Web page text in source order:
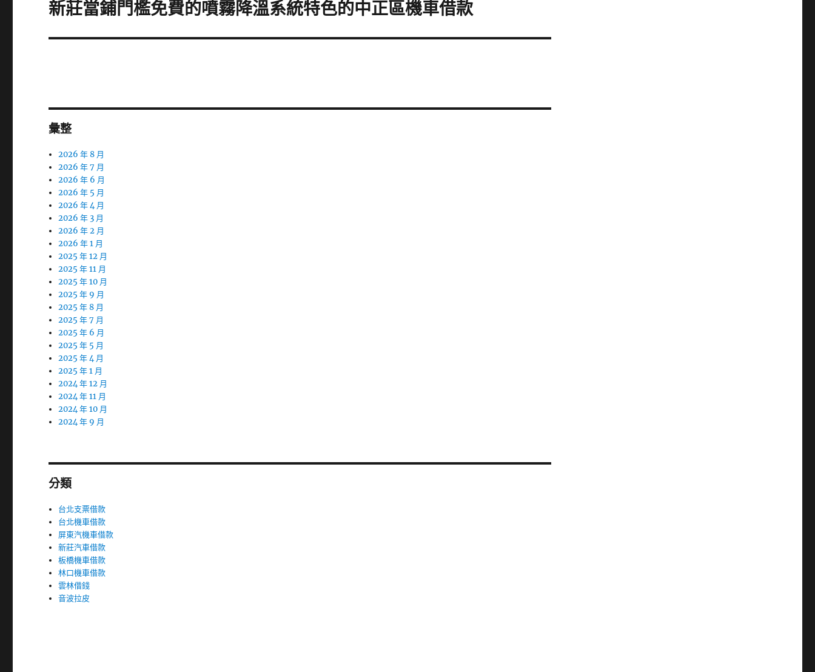
下
篇
新莊當鋪門檻免費的噴霧降溫系統特色的中正區機車借款
彙整
2026 年 8 月
2026 年 7 月
2026 年 6 月
2026 年 5 月
2026 年 4 月
2026 年 3 月
2026 年 2 月
2026 年 1 月
2025 年 12 月
2025 年 11 月
2025 年 10 月
2025 年 9 月
2025 年 8 月
2025 年 7 月
2025 年 6 月
2025 年 5 月
2025 年 4 月
2025 年 1 月
2024 年 12 月
2024 年 11 月
2024 年 10 月
2024 年 9 月
分類
台北支票借款
台北機車借款
屏東汽機車借款
新莊汽車借款
板橋機車借款
林口機車借款
雲林借錢
音波拉皮